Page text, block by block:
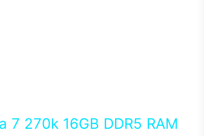
7 270k 16GB DDR5 RAM